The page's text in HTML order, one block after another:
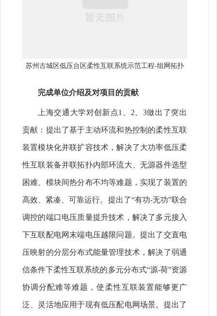
苏州古城区低压台区柔性互联系统示范工程-组网拓扑
完成单位介绍及对项目的贡献
上海交通大学对创新点1、2、3做出了突出
贡献：提出了基于主动环流和热控制的柔性互联
装置模块化并联扩容技术，解决了大功率低压柔
性互联装备并联拓扑内部环流大、无源器件选型
困难、模块间热分布不均等难题，实现了装置的
高效、紧凑、可靠运行。提出了“有功-无功”联合
调控的端口电压质量提升技术，解决了多元接入
下互联配电网末端电压越限问题。提出了交直电
压映射的分层分布式能量管理技术，解决了弱通
信条件下柔性互联系统的多元分布式“源-荷”资源
协调分配难等难题，使柔性互联装置能够更广
泛、灵活地应用于现有低压配电网场景。提出了